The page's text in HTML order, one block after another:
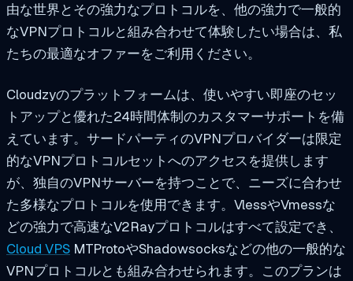
由な世界とその強力なプロトコルを、他の強力で一般的
なVPNプロトコルと組み合わせて体験したい場合は、私
たちの最適なオファーをご利用ください。
Cloudzyのプラットフォームは、使いやすい即座のセッ
トアップと優れた24時間体制のカスタマーサポートを備
えています。サードパーティのVPNプロバイダーは限定
的なVPNプロトコルセットへのアクセスを提供します
が、独自のVPNサーバーを持つことで、ニーズに合わせ
た多様なプロトコルを使用できます。VlessやVmessな
どの強力で高速なV2Rayプロトコルはすべて設定でき、
Cloud VPS MTProtoやShadowsocksなどの他の一般的な
VPNプロトコルとも組み合わせられます。このプランは